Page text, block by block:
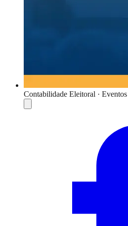
Contabilidade Eleitoral · Eventos
Compartilhar